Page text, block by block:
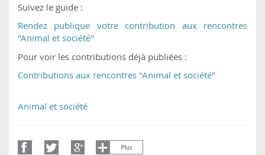
Suivez le guide :
Rendez publique votre contribution aux rencontres
"Animal et société"
Pour voir les contributions déjà publiées :
Contributions aux rencontres "Animal et société"
Animal et société